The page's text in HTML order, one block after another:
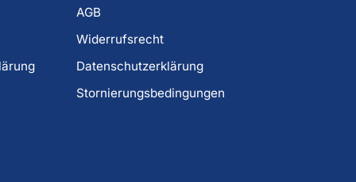
AGB
Widerrufsrecht
Datenschutzerklärung
Stornierungsbedingungen